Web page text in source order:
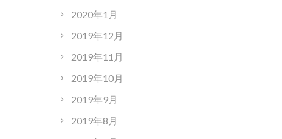
2020年1月
2019年12月
2019年11月
2019年10月
2019年9月
2019年8月